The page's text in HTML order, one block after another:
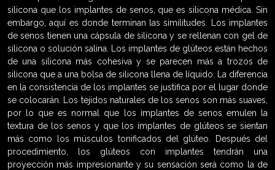
silicona que los implantes de senos, que es silicona médica. Sin
embargo, aquí es donde terminan las similitudes. Los implantes
de senos tienen una cápsula de silicona y se rellenan con gel de
silicona o solución salina. Los implantes de glúteos están hechos
de una silicona más cohesiva y se parecen más a trozos de
silicona que a una bolsa de silicona llena de líquido. La diferencia
en la consistencia de los implantes se justifica por el lugar donde
se colocarán. Los tejidos naturales de los senos son más suaves,
por lo que es normal que los implantes de senos emulen la
textura de los senos y que los implantes de glúteos se sientan
más como los músculos tonificados del glúteo. Después del
procedimiento, los glúteos con implantes tendrán una
proyección más impresionante y su sensación será como la de